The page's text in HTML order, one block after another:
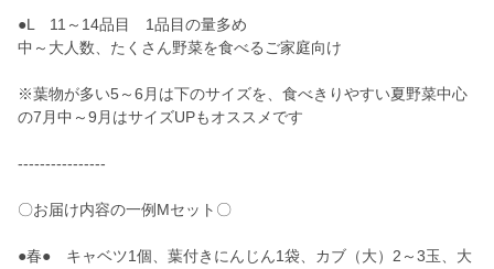
●L 11～14品目 1品目の量多め
中～大人数、たくさん野菜を食べるご家庭向け
※葉物が多い5～6月は下のサイズを、食べきりやすい夏野菜中心
の7月中～9月はサイズUPもオススメです
----------------
〇お届け内容の一例Mセット〇
●春● キャベツ1個、葉付きにんじん1袋、カブ（大）2～3玉、大